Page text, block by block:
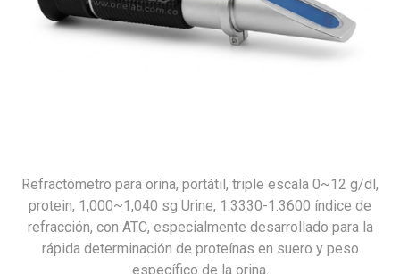
Refractómetro para orina, portátil, triple escala 0~12 g/dl,
protein, 1,000~1,040 sg Urine, 1.3330-1.3600 índice de
refracción, con ATC, especialmente desarrollado para la
rápida determinación de proteínas en suero y peso
específico de la orina.